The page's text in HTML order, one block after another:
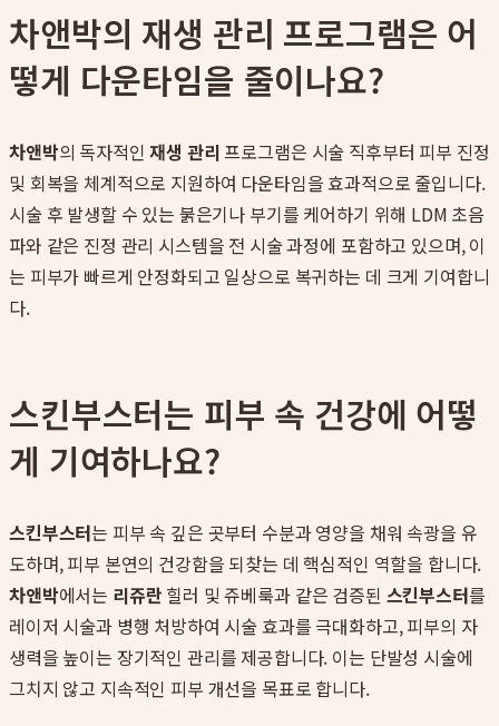
차앤박의 재생 관리 프로그램은 어
떻게 다운타임을 줄이나요?
차앤박의 독자적인재생 관리프로그램은 시술 직후부터 피부 진정
및 회복을 체계적으로 지원하여 다운타임을 효과적으로 줄입니다.
시술 후 발생할 수 있는 붉은기나 부기를 케어하기 위해 LDM 초음
파와 같은 진정 관리 시스템을 전 시술 과정에 포함하고 있으며, 이
는 피부가 빠르게 안정화되고 일상으로 복귀하는 데 크게 기여합니
다.
스킨부스터는 피부 속 건강에 어떻
게 기여하나요?
스킨부스터는 피부 속 깊은 곳부터 수분과 영양을 채워 속광을 유
도하며, 피부 본연의 건강함을 되찾는 데 핵심적인 역할을 합니다.
차앤박에서는 리쥬란 힐러 및 쥬베룩과 같은 검증된 스킨부스터를
레이저 시술과 병행 처방하여 시술 효과를 극대화하고, 피부의 자
생력을 높이는 장기적인 관리를 제공합니다. 이는 단발성 시술에
그치지 않고 지속적인 피부 개선을 목표로 합니다.